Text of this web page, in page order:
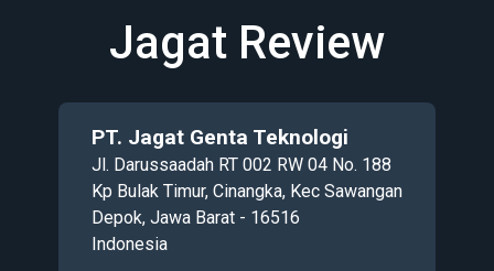
Jagat Review
PT. Jagat Genta Teknologi
Jl. Darussaadah RT 002 RW 04 No. 188
Kp Bulak Timur, Cinangka, Kec Sawangan
Depok, Jawa Barat - 16516
Indonesia